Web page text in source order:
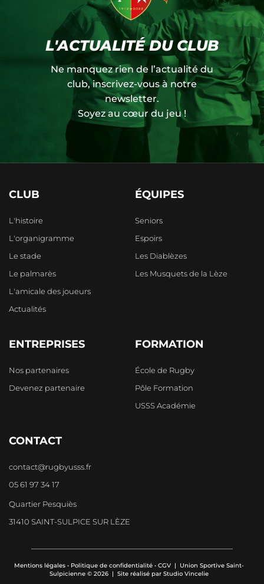
L'ACTUALITÉ DU CLUB
Ne manquez rien de l’actualité du
club, inscrivez-vous à notre
newsletter.
Soyez au cœur du jeu !
CLUB
L'histoire
L'organigramme
Le stade
Le palmarès
L'amicale des joueurs
Actualités
ÉQUIPES
Seniors
Espoirs
Les Diablèzes
Les Musquets de la Lèze
ENTREPRISES
Nos partenaires
Devenez partenaire
FORMATION
École de Rugby
Pôle Formation
USSS Académie
CONTACT
contact@rugbyusss.fr
05 61 97 34 17
Quartier Pesquiès
31410 SAINT-SULPICE SUR LÈZE
Mentions légales • Politique de confidentialité • CGV | Union Sportive Saint-
Sulpicienne © 2026 | Site réalisé par Studio Vincelie